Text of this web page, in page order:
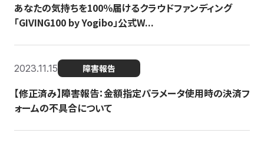
あなたの気持ちを100％届けるクラウドファンディング
「GIVING100 by Yogibo」公式W...
2023.11.15 障害報告
【修正済み】障害報告：金額指定パラメータ使用時の決済フ
ォームの不具合について